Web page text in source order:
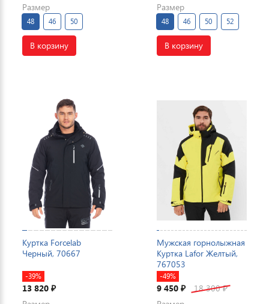
Размер
48 46 50
В корзину
Размер
48 46 50 52
В корзину
Куртка Forcelab
Черный, 70667
-39%
13 820 ₽
Мужская горнолыжная
Куртка Lafor Желтый,
767053
-49%
9 450 ₽ 18 300₽